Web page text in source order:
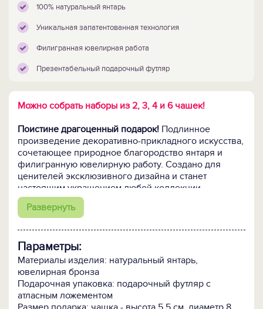
100% натуральный янтарь
Уникальная запатентованная технология
Филигранная ювелирная работа
Презентабельный подарочный футляр
Можно собрать наборы из 2, 3, 4 и 6 чашек!
Поистине драгоценный подарок! Подлинное
произведение декоративно-прикладного искусства,
сочетающее природное благородство янтаря и
филигранную ювелирную работу. Создано для
ценителей эксклюзивного дизайна и станет
настоящим украшением любой коллекции.
Чайная пара "Модерн"
его первозданность. Её суть состоит в спекании
отдельных камешков янтаря в единое целое.
Именно в спекании, а не в плавке, когда
расплавленный до жидкого состояния янтарь
прессуется под большим давлением. При спекании
кусочки янтаря соединяются между собой только по
Развернуть
Параметры:
Материалы изделия: натуральный янтарь,
ювелирная бронза
Подарочная упаковка: подарочный футляр с
атласным ложементом